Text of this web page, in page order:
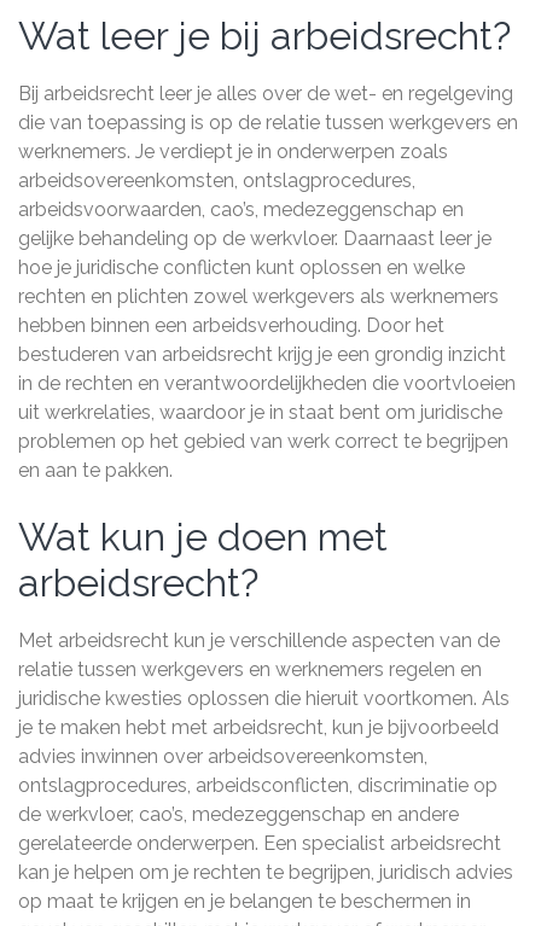
Wat leer je bij arbeidsrecht?
Bij arbeidsrecht leer je alles over de wet- en regelgeving
die van toepassing is op de relatie tussen werkgevers en
werknemers. Je verdiept je in onderwerpen zoals
arbeidsovereenkomsten, ontslagprocedures,
arbeidsvoorwaarden, cao’s, medezeggenschap en
gelijke behandeling op de werkvloer. Daarnaast leer je
hoe je juridische conflicten kunt oplossen en welke
rechten en plichten zowel werkgevers als werknemers
hebben binnen een arbeidsverhouding. Door het
bestuderen van arbeidsrecht krijg je een grondig inzicht
in de rechten en verantwoordelijkheden die voortvloeien
uit werkrelaties, waardoor je in staat bent om juridische
problemen op het gebied van werk correct te begrijpen
en aan te pakken.
Wat kun je doen met
arbeidsrecht?
Met arbeidsrecht kun je verschillende aspecten van de
relatie tussen werkgevers en werknemers regelen en
juridische kwesties oplossen die hieruit voortkomen. Als
je te maken hebt met arbeidsrecht, kun je bijvoorbeeld
advies inwinnen over arbeidsovereenkomsten,
ontslagprocedures, arbeidsconflicten, discriminatie op
de werkvloer, cao’s, medezeggenschap en andere
gerelateerde onderwerpen. Een specialist arbeidsrecht
kan je helpen om je rechten te begrijpen, juridisch advies
op maat te krijgen en je belangen te beschermen in